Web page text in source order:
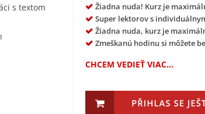
s textom
Žiadna nuda! Kurz je
Super lektorov s
Žiadna nuda, kurz je
Zmeškanú hodinu si môžete
CHCEM VEDIEŤ VIAC...